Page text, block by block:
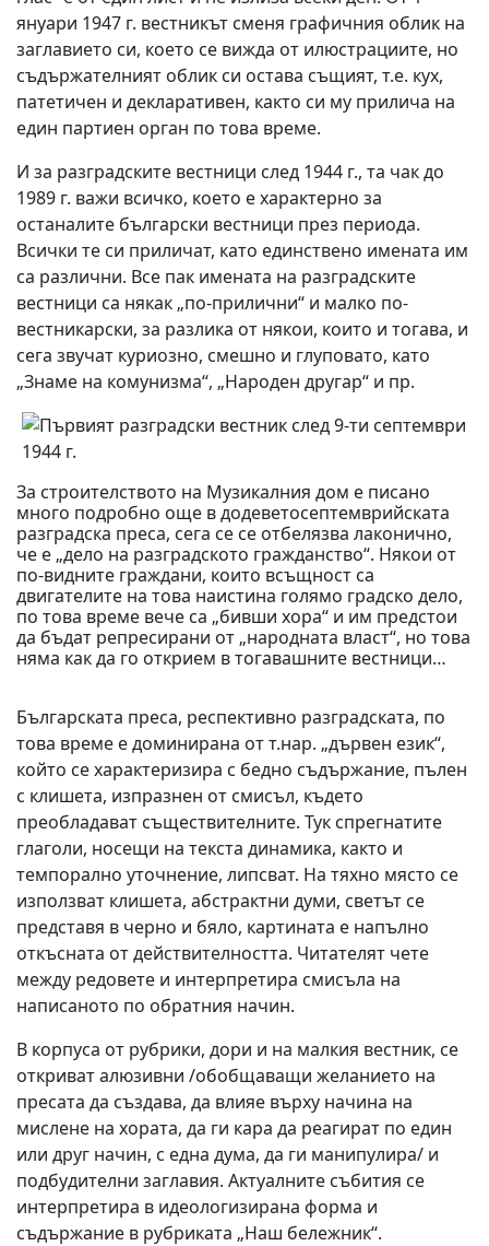
януари 1947 г. вестникът сменя графичния облик на
заглавието си, което се вижда от илюстрациите, но
съдържателният облик си остава същият, т.е. кух,
патетичен и декларативен, както си му прилича на
един партиен орган по това време.
И за разградските вестници след 1944 г., та чак до
1989 г. важи всичко, което е характерно за
останалите български вестници през периода.
Всички те си приличат, като единствено имената им
са различни. Все пак имената на разградските
вестници са някак „по-прилични“ и малко по-
вестникарски, за разлика от някои, които и тогава, и
сега звучат куриозно, смешно и глуповато, като
„Знаме на комунизма“, „Народен другар“ и пр.
За строителството на Музикалния дом е писано
много подробно още в додеветосептемврийската
разградска преса, сега се се отбелязва лаконично,
че е „дело на разградското гражданство“. Някои от
по-видните граждани, които всъщност са
двигателите на това наистина голямо градско дело,
по това време вече са „бивши хора“ и им предстои
да бъдат репресирани от „народната власт“, но това
няма как да го открием в тогавашните вестници…
Българската преса, респективно разградската, по
това време е доминирана от т.нар. „дървен език“,
който се характеризира с бедно съдържание, пълен
с клишета, изпразнен от смисъл, където
преобладават съществителните. Тук спрегнатите
глаголи, носещи на текста динамика, както и
темпорално уточнение, липсват. На тяхно място се
използват клишета, абстрактни думи, светът се
представя в черно и бяло, картината е напълно
откъсната от действителността. Читателят чете
между редовете и интерпретира смисъла на
написаното по обратния начин.
В корпуса от рубрики, дори и на малкия вестник, се
откриват алюзивни /обобщаващи желанието на
пресата да създава, да влияе върху начина на
мислене на хората, да ги кара да реагират по един
или друг начин, с една дума, да ги манипулира/ и
подбудителни заглавия. Актуалните събития се
интерпретира в идеологизирана форма и
съдържание в рубриката „Наш бележник“.